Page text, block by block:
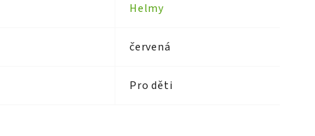
Helmy
červená
Pro děti